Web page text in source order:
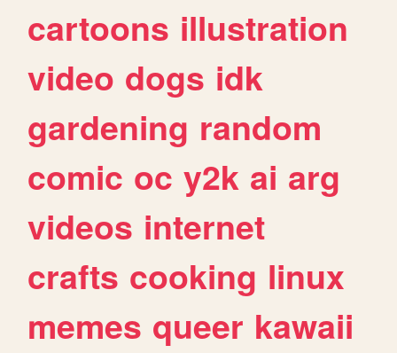
cartoons illustration
video dogs idk
gardening random
comic oc y2k ai arg
videos internet
crafts cooking linux
memes queer kawaii